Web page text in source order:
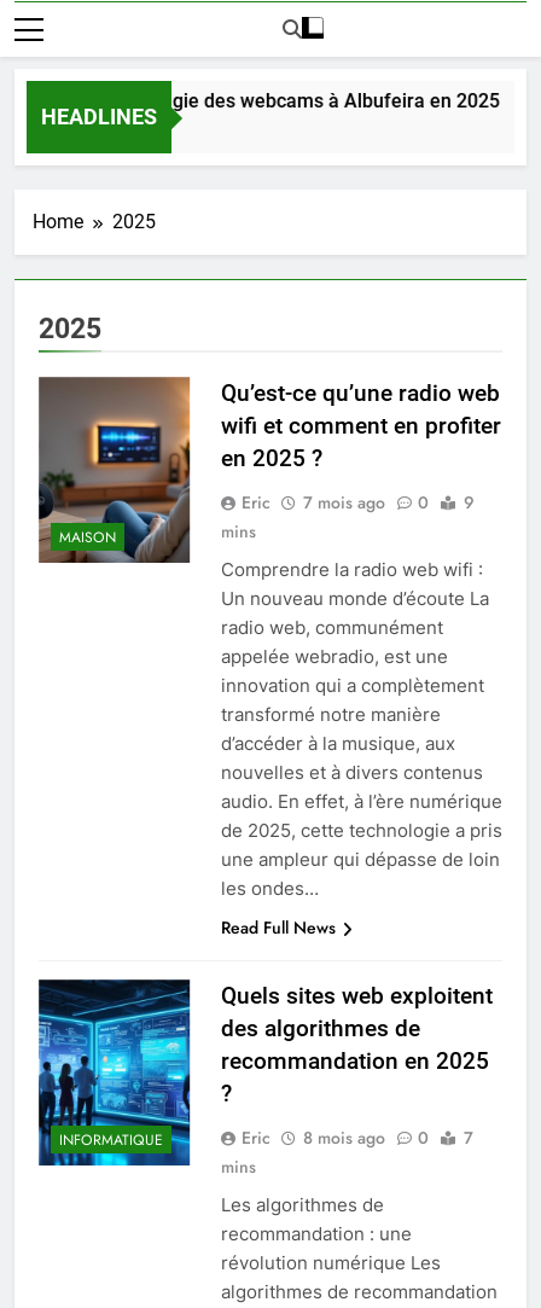
HEADLINES
Découvrez la magie des webcams à Albufeira en 2025
3 Jours Ago
Home 2025
2025
MAISON
Qu’est-ce qu’une radio web
wifi et comment en profiter
en 2025 ?
Eric 7 mois ago 0
9
mins
Comprendre la radio web wifi :
Un nouveau monde d’écoute La
radio web, communément
appelée webradio, est une
innovation qui a complètement
transformé notre manière
d’accéder à la musique, aux
nouvelles et à divers contenus
audio. En effet, à l’ère numérique
de 2025, cette technologie a pris
une ampleur qui dépasse de loin
les ondes…
Read Full News
INFORMATIQUE
Quels sites web exploitent
des algorithmes de
recommandation en 2025
?
Eric 8 mois ago 0
7
mins
Les algorithmes de
recommandation : une
révolution numérique Les
algorithmes de recommandation